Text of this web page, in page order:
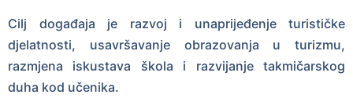
Cilj događaja je razvoj i unaprijeđenje turističke
djelatnosti, usavršavanje obrazovanja u turizmu,
razmjena iskustava škola i razvijanje takmičarskog
duha kod učenika.